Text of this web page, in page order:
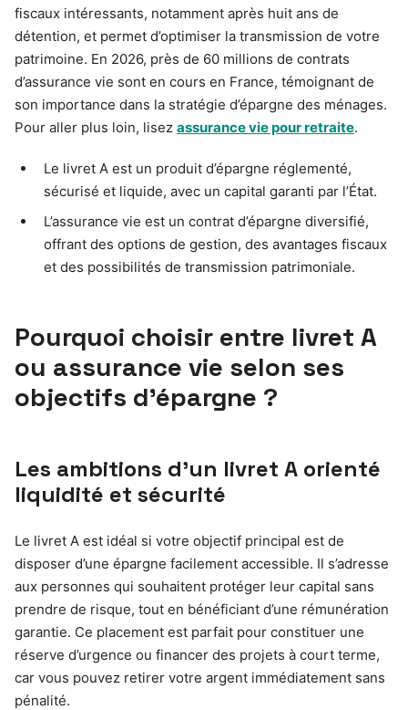
fiscaux intéressants, notamment après huit ans de
détention, et permet d’optimiser la transmission de votre
patrimoine. En 2026, près de 60 millions de contrats
d’assurance vie sont en cours en France, témoignant de
son importance dans la stratégie d’épargne des ménages.
Pour aller plus loin, lisez assurance vie pour retraite.
Le livret A est un produit d’épargne réglementé,
sécurisé et liquide, avec un capital garanti par l’État.
L’assurance vie est un contrat d’épargne diversifié,
offrant des options de gestion, des avantages fiscaux
et des possibilités de transmission patrimoniale.
Pourquoi choisir entre livret A
ou assurance vie selon ses
objectifs d’épargne ?
Les ambitions d’un livret A orienté
liquidité et sécurité
Le livret A est idéal si votre objectif principal est de
disposer d’une épargne facilement accessible. Il s’adresse
aux personnes qui souhaitent protéger leur capital sans
prendre de risque, tout en bénéficiant d’une rémunération
garantie. Ce placement est parfait pour constituer une
réserve d’urgence ou financer des projets à court terme,
car vous pouvez retirer votre argent immédiatement sans
pénalité.